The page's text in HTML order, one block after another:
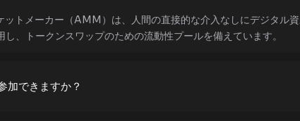
トメーカー（AMM）は、人間の直接的な介入なしにデジタル
、トークンスワップのための流動性プールを備えています。
加できますか？